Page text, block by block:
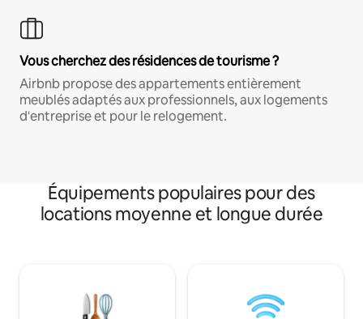
Vous cherchez des résidences de tourisme ?
Airbnb propose des appartements entièrement
meublés adaptés aux professionnels, aux logements
d'entreprise et pour le relogement.
Équipements populaires pour des
locations moyenne et longue durée